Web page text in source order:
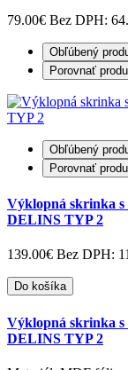
79.00€ Bez DPH:
Obľúbený
Porovnať
Obľúbený
Porovnať
Výklopná skrinka s
DELINS TYP 2
139.00€ Bez DPH:
Do košíka
Výklopná skrinka s
DELINS TYP 2